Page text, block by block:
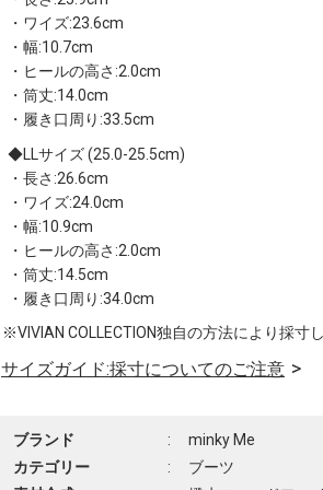
・ワイズ:23.6cm
・幅:10.7cm
・ヒールの高さ:2.0cm
・筒丈:14.0cm
・履き口周り:33.5cm
LLサイズ (25.0-25.5cm)
・長さ:26.6cm
・ワイズ:24.0cm
・幅:10.9cm
・ヒールの高さ:2.0cm
・筒丈:14.5cm
・履き口周り:34.0cm
※VIVIAN COLLECTION独自の方法により採寸
サイズガイド:採寸についてのご注意
ブランド :
minky Me
カテゴリー
:
ブーツ